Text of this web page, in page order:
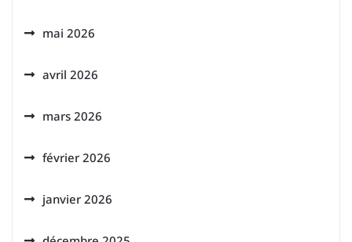
mai 2026
avril 2026
mars 2026
février 2026
janvier 2026